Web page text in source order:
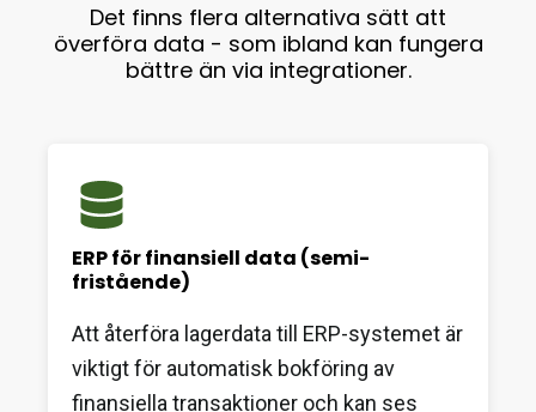
Det finns flera alternativa sätt att
överföra data - som ibland kan fungera
bättre än via integrationer.
ERP för finansiell data (semi-
fristående)
Att återföra lagerdata till ERP-systemet är
viktigt för automatisk bokföring av
finansiella transaktioner och kan ses